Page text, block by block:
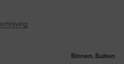
een professionele uitstraling
primer en deklaag in één en
tot 100°C. Een snelle
Binnen, Buiten